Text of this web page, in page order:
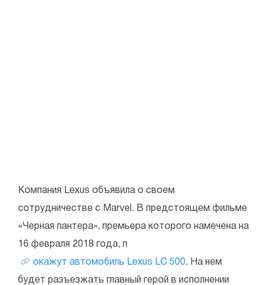
Компания Lexus объявила о своем
сотрудничестве с Marvel. В предстоящем фильме
«Черная пантера», премьера которого намечена на
16 февраля 2018 года, п
окажут автомобиль Lexus LC 500. На нем
будет разъезжать главный герой в исполнении